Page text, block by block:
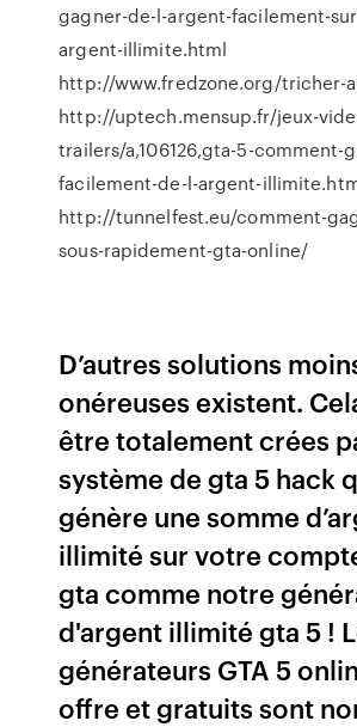
gagner-de-l-argent-facilement-
argent-illimite.html
http://www.fredzone.org/tricher-
http://uptech.mensup.fr/jeux-
trailers/a,106126,gta-5-comment-
facilement-de-l-argent-
http://tunnelfest.eu/comment-
sous-rapidement-gta-online/
D’autres solutions
onéreuses existent.
être totalement crées
système de gta 5 hack
génère une somme
illimité sur votre
gta comme notre
d'argent illimité gta 5 !
générateurs GTA 5
offre et gratuits sont